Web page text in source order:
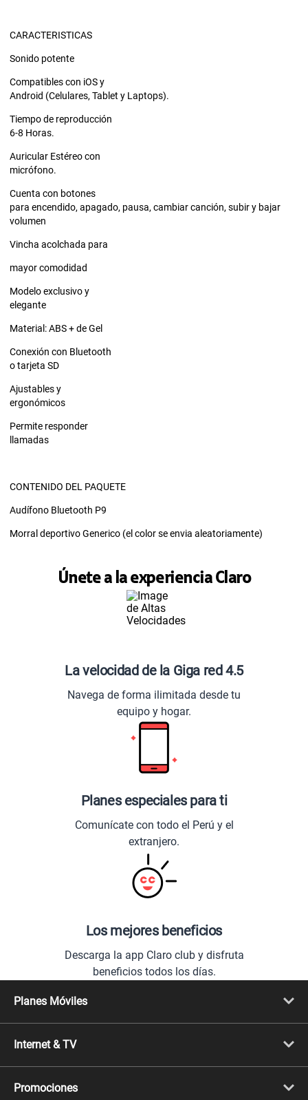
CARACTERISTICAS
Sonido potente
Compatibles con iOS y
Android (Celulares, Tablet y Laptops).
Tiempo de reproducción
6-8 Horas.
Auricular Estéreo con
micrófono.
Cuenta con botones
para encendido, apagado, pausa, cambiar canción, subir y bajar
volumen
Vincha acolchada para
mayor comodidad
Modelo exclusivo y
elegante
Material: ABS + de Gel
Conexión con Bluetooth
o tarjeta SD
Ajustables y
ergonómicos
Permite responder
llamadas
CONTENIDO DEL PAQUETE
Audífono Bluetooth P9
Morral deportivo Generico (el color se envia aleatoriamente)
Únete a la experiencia Claro
La velocidad de la Giga red 4.5
Navega de forma ilimitada desde tu
equipo y hogar.
Planes especiales para ti
Comunícate con todo el Perú y el
extranjero.
Los mejores beneficios
Descarga la app Claro club y disfruta
beneficios todos los días.
Planes Móviles
Línea Nueva
Línea Adicional
Migración
Internet & TV
Internet + TV
Mejora tu plan
Promociones